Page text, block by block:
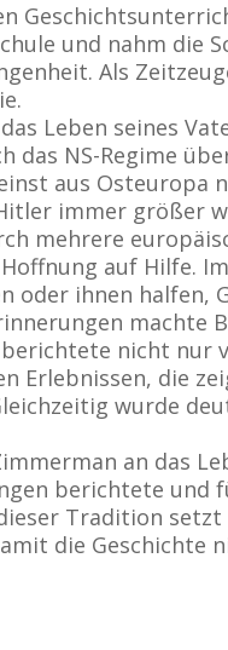
und nahm die
Als
Leben seines
das NS-Regime
aus Osteuropa
immer größer
mehrere
auf Hilfe.
oder ihnen halfen,
machte
nicht nur
Erlebnissen, die
wurde
an das
berichtete und
Tradition
die Geschichte